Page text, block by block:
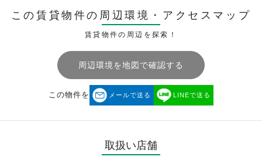
この賃貸物件の周辺環境・ アクセスマップ
賃貸物件の周辺を探索！
周辺環境を地図で確認する
この物件を メールで送る LINEで送る
取扱い店舗